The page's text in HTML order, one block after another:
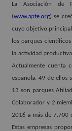
La Asociación de
(www.apte.org) se
cuyo objetivo
los parques
la actividad
Actualmente cuenta
española. 49 de ellos
13 son parques
Colaborador y 2
2016 a más de 7.700
Estas empresas